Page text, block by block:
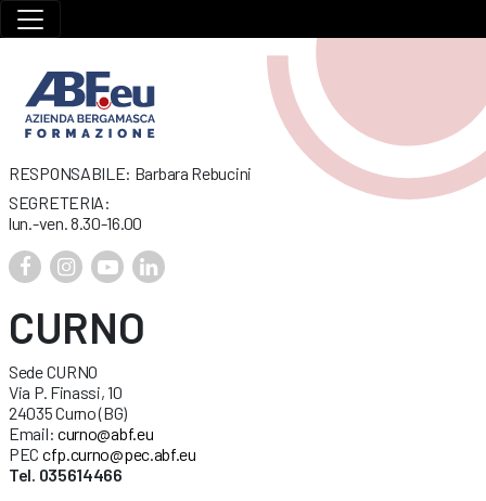
RESPONSABILE: Barbara Rebucini
SEGRETERIA:
lun.-ven. 8.30-16.00
CURNO
Sede CURNO
Via P. Finassi, 10
24035 Curno (BG)
Email: curno@abf.eu
PEC cfp.curno@pec.abf.eu
Tel. 035614466